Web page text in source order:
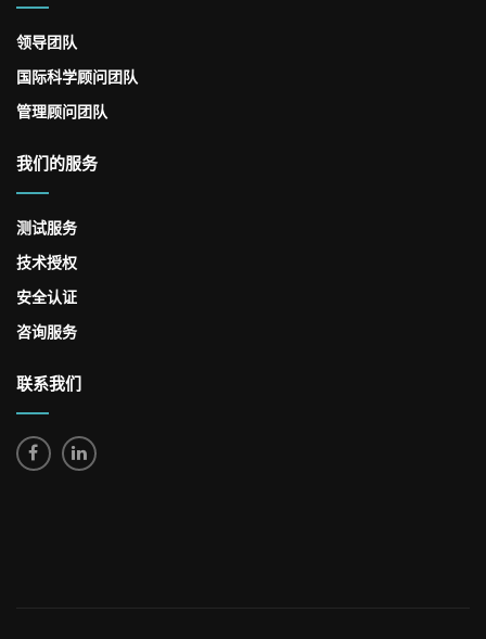
领导团队
国际科学顾问团队
管理顾问团队
我们的服务
测试服务
技术授权
安全认证
咨询服务
联系我们